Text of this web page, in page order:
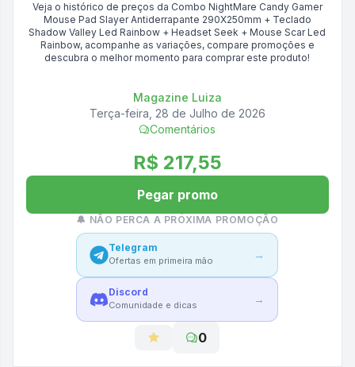
Veja o histórico de preços da Combo NightMare Candy Gamer
Mouse Pad Slayer Antiderrapante 290X250mm + Teclado
Shadow Valley Led Rainbow + Headset Seek + Mouse Scar Led
Rainbow, acompanhe as variações, compare promoções e
descubra o melhor momento para comprar este produto!
Magazine Luiza
Terça-feira, 28 de Julho de 2026
Comentários
R$ 217,55
Pegar promo
🔔 NÃO PERCA A PRÓXIMA PROMOÇÃO
Telegram
Ofertas em primeira mão →
Discord
Comunidade e dicas →
0